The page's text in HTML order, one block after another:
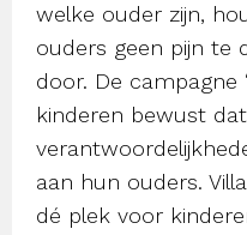
welke ouder zijn,
ouders geen pijn te
door. De campagne
kinderen bewust
aan hun ouders.
dé plek voor